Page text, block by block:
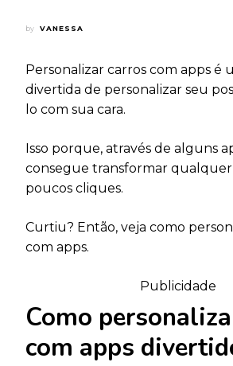
by VANESSA
Personalizar carros com apps é
divertida de personalizar seu
lo com sua cara.
Isso porque, através de alguns
consegue transformar
poucos cliques.
Curtiu? Então, veja como
com apps.
Publicidade
Como
com apps